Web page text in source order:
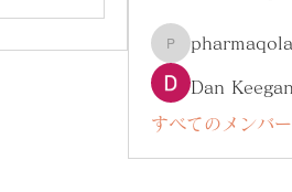
pharmaqolabus
Dan Keegan
すべてのメンバ